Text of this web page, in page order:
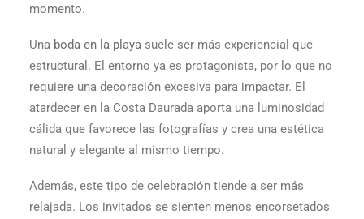
momento.
Una boda en la playa suele ser más experiencial que
estructural. El entorno ya es protagonista, por lo que no
requiere una decoración excesiva para impactar. El
atardecer en la Costa Daurada aporta una luminosidad
cálida que favorece las fotografías y crea una estética
natural y elegante al mismo tiempo.
Además, este tipo de celebración tiende a ser más
relajada. Los invitados se sienten menos encorsetados